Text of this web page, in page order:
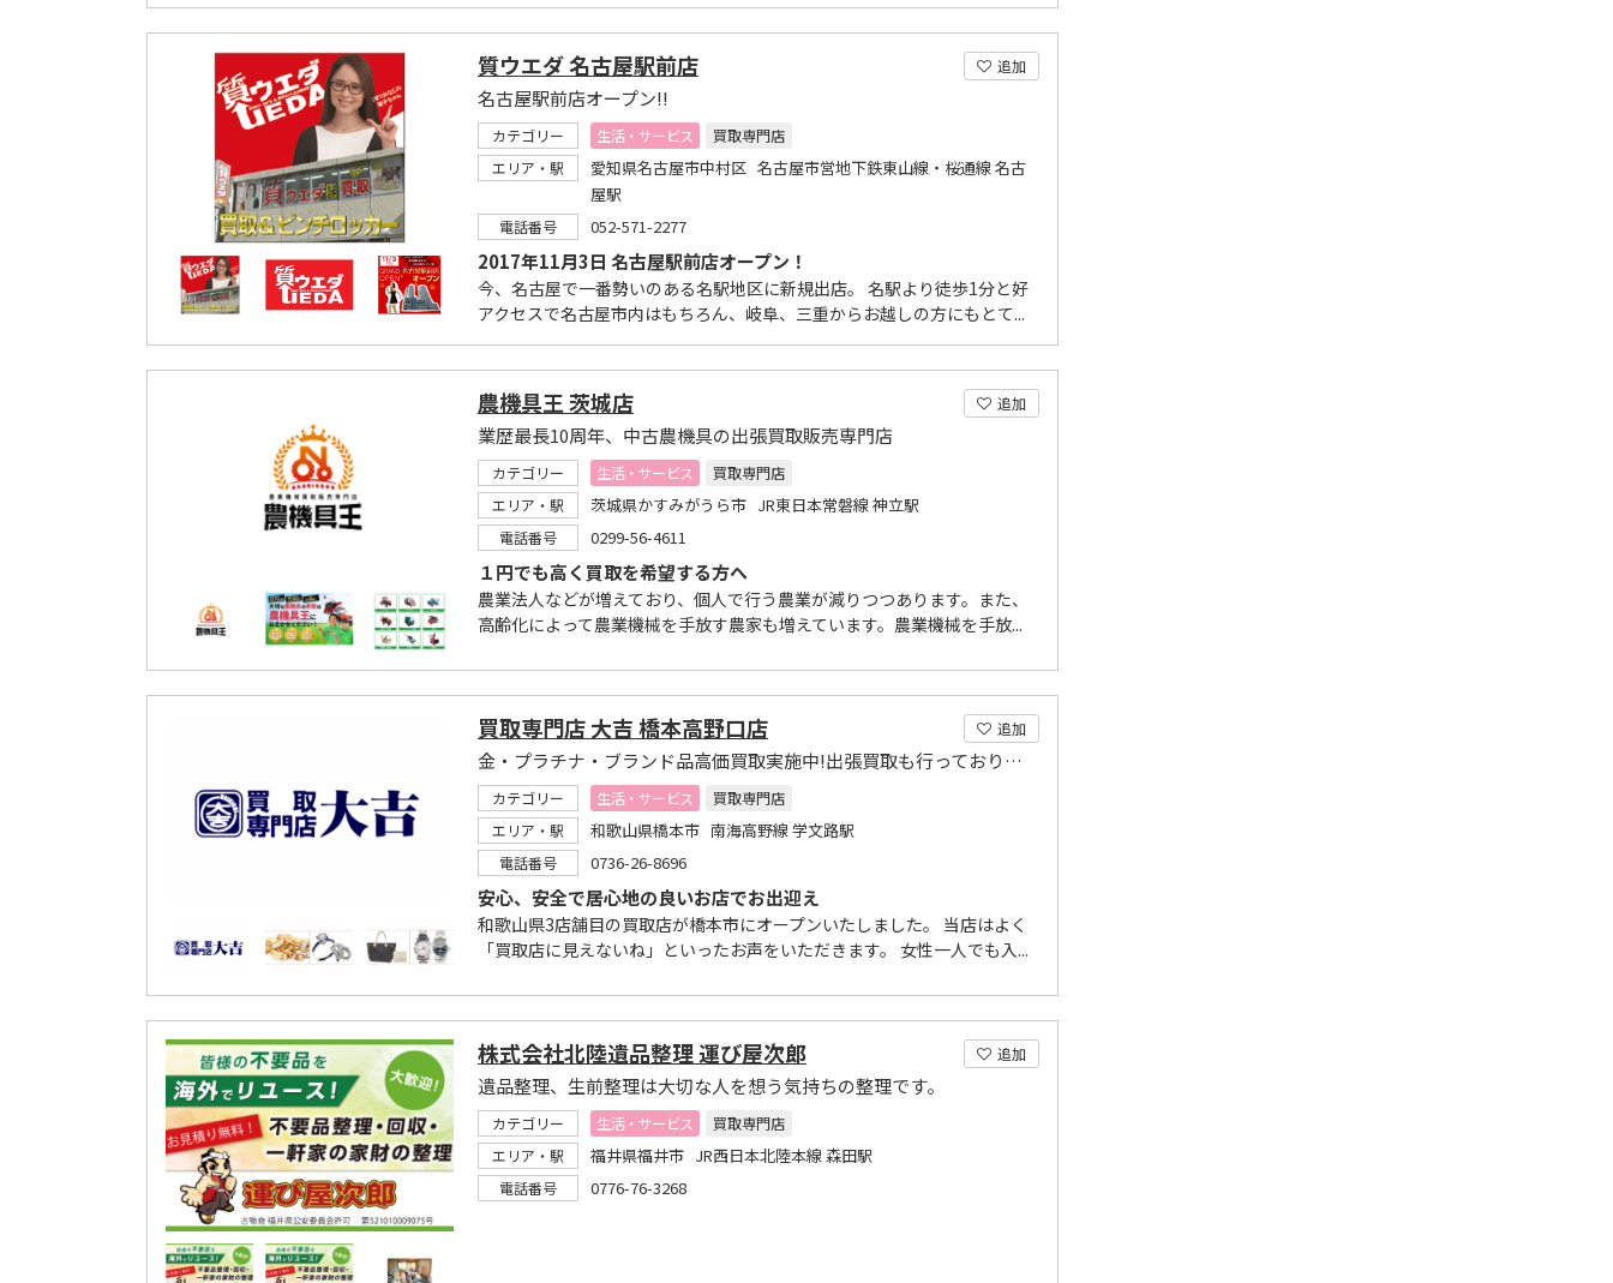
追加
質ウエダ 名古屋駅前店
名古屋駅前店オープン!!
カテゴリー 生活・サービス
買取専門店
エリア・駅
愛知県名古屋市中村区 名古屋市営地下鉄東山線・桜通線 名古
屋駅
電話番号 052-571-2277
2017年11月3日 名古屋駅前店オープン！
今、名古屋で一番勢いのある名駅地区に新規出店。 名駅より徒歩1分と好
アクセスで名古屋市内はもちろん、岐阜、三重からお越しの方にもとて...
追加
農機具王 茨城店
業歴最長10周年、中古農機具の出張買取販売専門店
カテゴリー 生活・サービス
買取専門店
エリア・駅
茨城県かすみがうら市 JR東日本常磐線 神立駅
電話番号 0299-56-4611
１円でも高く買取を希望する方へ
農業法人などが増えており、個人で行う農業が減りつつあります。また、
高齢化によって農業機械を手放す農家も増えています。農業機械を手放...
追加
買取専門店 大吉 橋本高野口店
金・プラチナ・ブランド品高価買取実施中!出張買取も行っております
カテゴリー 生活・サービス
買取専門店
エリア・駅
和歌山県橋本市 南海高野線 学文路駅
電話番号 0736-26-8696
安心、安全で居心地の良いお店でお出迎え
和歌山県3店舗目の買取店が橋本市にオープンいたしました。 当店はよく
「買取店に見えないね」といったお声をいただきます。 女性一人でも入...
追加
株式会社北陸遺品整理 運び屋次郎
遺品整理、生前整理は大切な人を想う気持ちの整理です。
カテゴリー 生活・サービス
買取専門店
エリア・駅
福井県福井市 JR西日本北陸本線 森田駅
電話番号 0776-76-3268